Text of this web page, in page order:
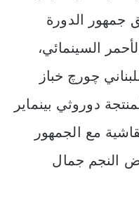
جمهور الدورة
السينمائي،
چورچ خباز
دوروثي بينماير
مع الجمهور
النجم جمال